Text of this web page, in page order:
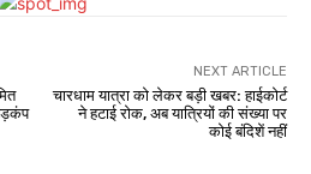
NEXT ARTICLE
चारधाम यात्रा को लेकर बड़ी खबर: हाईकोर्ट
ने हटाई रोक, अब यात्रियों की संख्या पर
कोई बंदिशें नहीं